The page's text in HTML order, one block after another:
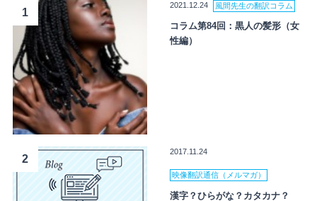
1
2021.12.24 風間先生の翻訳コラム
コラム第84回：黒人の髪形（女
性編）
2
2017.11.24
映像翻訳通信（メルマガ）
漢字？ひらがな？カタカナ？